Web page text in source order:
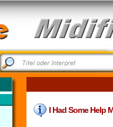
I Had Some Help